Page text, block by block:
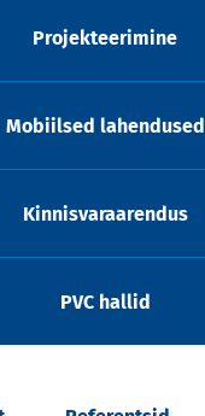
Projekteerimine
Mobiilsed lahendused
Kinnisvaraarendus
PVC hallid